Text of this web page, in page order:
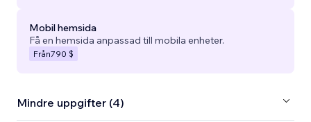
Mobil hemsida
Få en hemsida anpassad till mobila enheter.
Från790 $
Mindre uppgifter (4)